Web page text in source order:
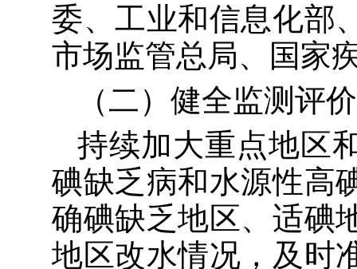
委、工业和信息化部
市场监管总局、国家
（二） 健全监测评
持续加大重点地区
碘缺乏病和水源性高
确碘缺乏地区、适碘
地区改水情况，及时